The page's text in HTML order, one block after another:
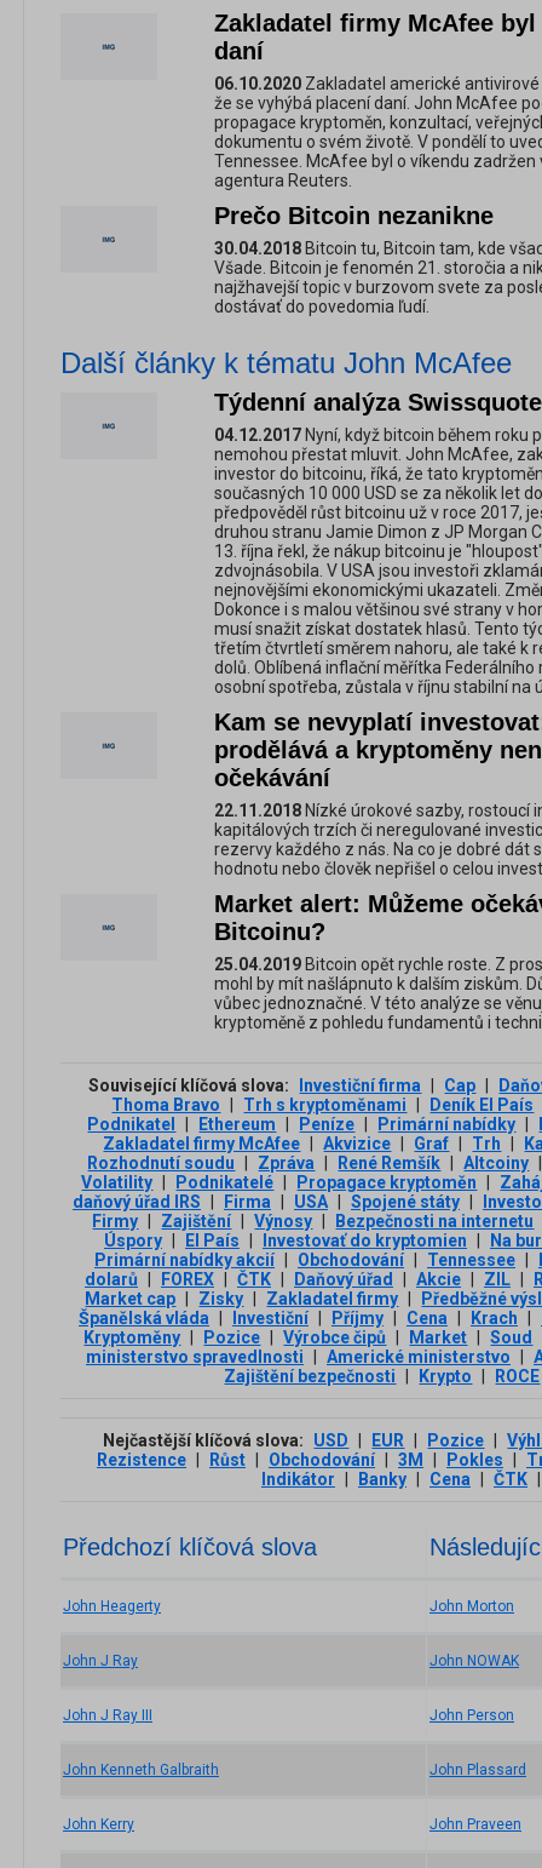
Zakladatel firmy McAfee
daní
06.10.2020 Zakladatel americké
že se vyhýbá placení daní. John McAfee
propagace kryptoměn, konzultací,
dokumentu o svém životě. V pondělí to
Tennessee. McAfee byl o víkendu
agentura Reuters.
Prečo Bitcoin nezanikne
30.04.2018 Bitcoin tu, Bitcoin tam, kde
Všade. Bitcoin je fenomén 21. storočia a
najžhavejší topic v burzovom svete za
dostávať do povedomia ľudí.
Další články k tématu John McAfee
Týdenní analýza
04.12.2017 Nyní, když bitcoin během roku
nemohou přestat mluvit. John McAfee,
investor do bitcoinu, říká, že tato
současných 10 000 USD se za několik let
předpověděl růst bitcoinu už v roce 2017,
druhou stranu Jamie Dimon z JP Morgan
13. října řekl, že nákup bitcoinu je
zdvojnásobila. V USA jsou investoři
nejnovějšími ekonomickými ukazateli.
Dokonce i s malou většinou své strany v
musí snažit získat dostatek hlasů. Tento
třetím čtvrtletí směrem nahoru, ale také k
dolů. Oblíbená inflační měřítka
osobní spotřeba, zůstala v říjnu stabilní na
Kam se nevyplatí
prodělává a kryptoměny
očekávání
22.11.2018 Nízké úrokové sazby, rostoucí
kapitálových trzích či neregulované
rezervy každého z nás. Na co je dobré dát
hodnotu nebo člověk nepřišel o celou
Market alert: Můžeme
Bitcoinu?
25.04.2019 Bitcoin opět rychle roste. Z
mohl by mít našlápnuto k dalším ziskům.
vůbec jednoznačné. V této analýze se
kryptoměně z pohledu fundamentů i
Související klíčová slova: Investiční firma Cap
Thoma Bravo
Trh s kryptoměnami
Deník El País
Podnikatel
Ethereum Peníze Primární nabídky
Zakladatel firmy McAfee
Akvizice Graf Trh
Rozhodnutí soudu
Zpráva René Remšík Altcoiny
Volatility
Podnikatelé Propagace kryptoměn
daňový úřad IRS
Firma USA Spojené státy
Firmy
Zajištění Výnosy
Bezpečnosti na internetu
Úspory
El País Investovať do kryptomien
Na
Primární nabídky akcií
Obchodování Tennessee
dolarů
FOREX ČTK Daňový úřad Akcie ZIL
Market cap
Zisky Zakladatel firmy
Předběžné
Španělská vláda
Investiční Příjmy Cena Krach
Kryptoměny
Pozice Výrobce čipů Market
Soud
ministerstvo spravedlnosti
Americké ministerstvo
Zajištění bezpečnosti
Krypto ROCE
Nejčastější klíčová slova: USD EUR Pozice
Rezistence
Růst Obchodování 3М Pokles
Indikátor
Banky Cena ČTK
Předchozí klíčová slova
John Heagerty
John J Ray
John J Ray III
John Kenneth Galbraith
John Kerry
John Morton
John NOWAK
John Person
John Plassard
John Praveen